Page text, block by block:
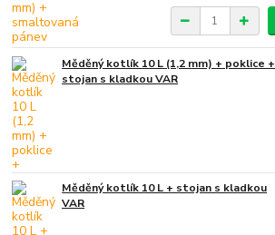
Měděný kotlík 10 L (1,2 mm) + poklice +
stojan s kladkou VAR
Měděný kotlík 10 L + stojan s kladkou
VAR